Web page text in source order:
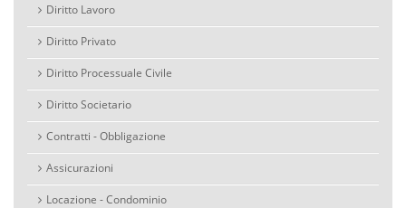
Diritto Lavoro
Diritto Privato
Diritto Processuale Civile
Diritto Societario
Contratti - Obbligazione
Assicurazioni
Locazione - Condominio